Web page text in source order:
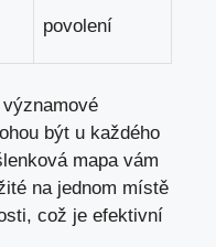
povolení
být u každého
mapa ‌vám
na⁢ jednom ‍místě
což je efektivní